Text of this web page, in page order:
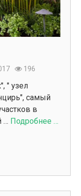
196
" узел
самый
в
… Подробнее …